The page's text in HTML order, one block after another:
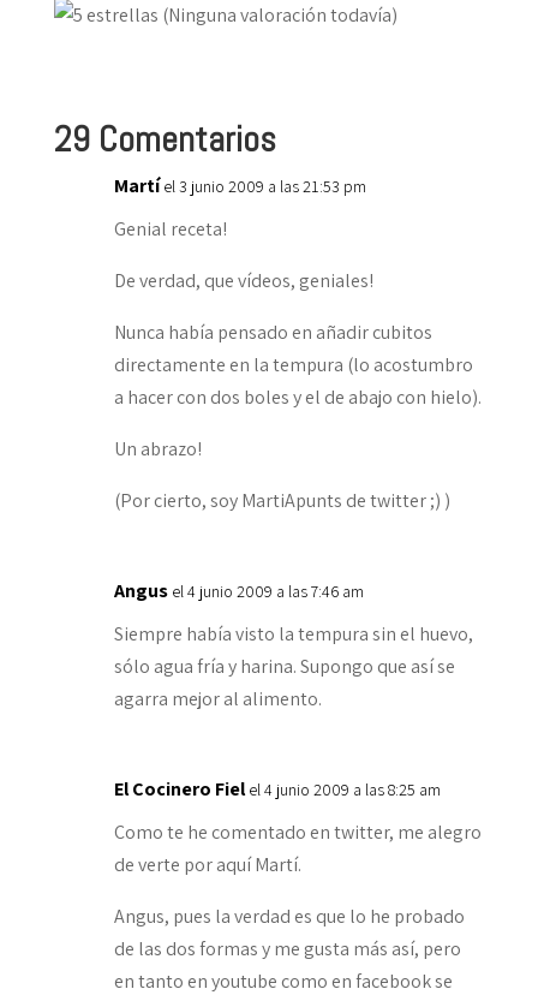
(Ninguna valoración todavía)
29 Comentarios
Martí el 3 junio 2009 a las 21:53 pm
Genial receta!
De verdad, que vídeos, geniales!
Nunca había pensado en añadir cubitos
directamente en la tempura (lo acostumbro
a hacer con dos boles y el de abajo con hielo).
Un abrazo!
(Por cierto, soy MartiApunts de twitter ;) )
Angus el 4 junio 2009 a las 7:46 am
Siempre había visto la tempura sin el huevo,
sólo agua fría y harina. Supongo que así se
agarra mejor al alimento.
El Cocinero Fiel el 4 junio 2009 a las 8:25 am
Como te he comentado en twitter, me alegro
de verte por aquí Martí.
Angus, pues la verdad es que lo he probado
de las dos formas y me gusta más así, pero
en tanto en youtube como en facebook se